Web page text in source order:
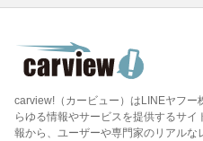
carview!（カービュー）はLINEヤフー
らゆる情報やサービスを提供するサ
報から、ユーザーや専門家のリアル